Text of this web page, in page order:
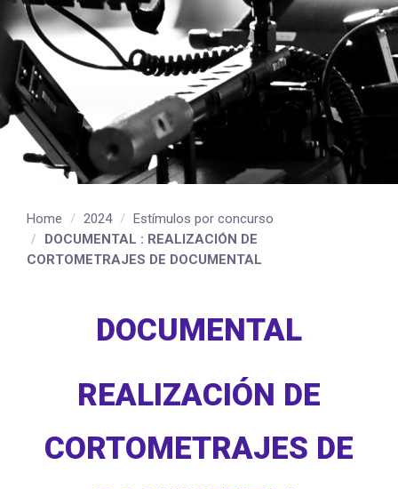
Home 2024
Estímulos por concurso
DOCUMENTAL : REALIZACIÓN DE
CORTOMETRAJES DE DOCUMENTAL
DOCUMENTAL
REALIZACIÓN DE
CORTOMETRAJES DE